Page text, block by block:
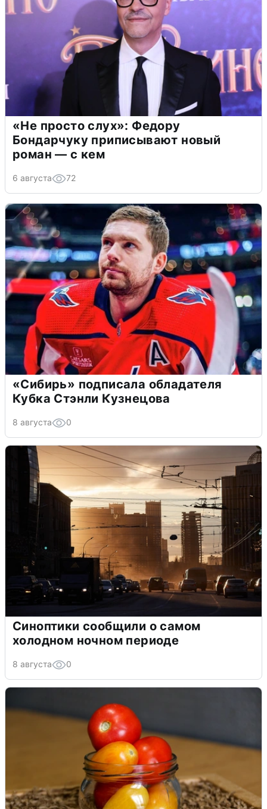
«Не просто слух»: Федору
Бондарчуку приписывают новый
роман — с кем
6 августа 72
«Сибирь» подписала обладателя
Кубка Стэнли Кузнецова
8 августа 0
Синоптики сообщили о самом
холодном ночном периоде
8 августа 0